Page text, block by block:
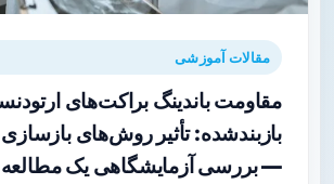
مقالات آموزشی
مقاومت باندینگ براکت‌های
بازبندشده: تأثیر روش‌های بازسازی